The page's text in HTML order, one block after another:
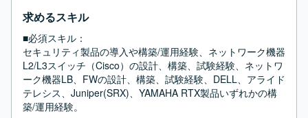
求めるスキル
■必須スキル：
セキュリティ製品の導入や構築/運用経験、ネットワーク機器
L2/L3スイッチ（Cisco）の設計、構築、試験経験、ネットワ
ーク機器LB、FWの設計、構築、試験経験、DELL、アライド
テレシス、Juniper(SRX)、YAMAHA RTX製品いずれかの構
築/運用経験。